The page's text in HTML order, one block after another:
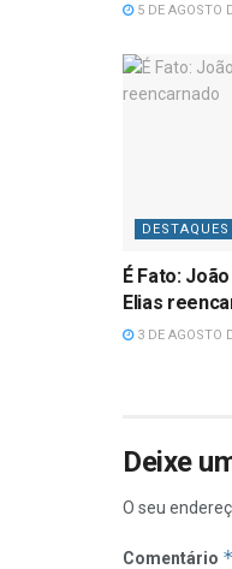
5 DE AGOSTO
DESTAQUES
É Fato:
Elias
3 DE AGOSTO
Deixe
O seu
Comentário *